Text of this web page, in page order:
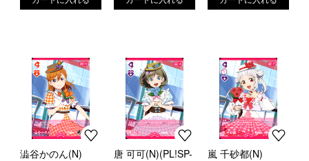
澁谷かのん(N)
唐 可可(N)(PL!SP-
嵐 千砂都(N)